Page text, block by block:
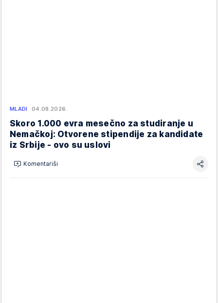
MLADI 04.08.2026.
Skoro 1.000 evra mesečno za studiranje u
Nemačkoj: Otvorene stipendije za kandidate
iz Srbije - ovo su uslovi
Komentariši